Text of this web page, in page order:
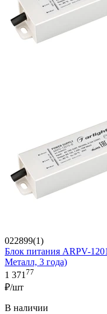
022899(1)
Блок питания ARPV-
Металл, 3 года)
1 37177
₽/шт
В наличии